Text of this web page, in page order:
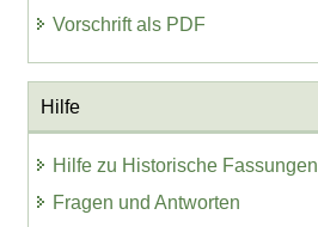
Vorschrift als PDF
Hilfe
Hilfe zu Historische Fassungen
Fragen und Antworten